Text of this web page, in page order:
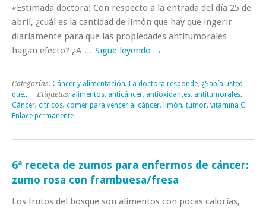
«Estimada doctora: Con respecto a la entrada del día 25 de
abril, ¿cuál es la cantidad de limón que hay que ingerir
diariamente para que las propiedades antitumorales
hagan efecto? ¿A … Sigue leyendo →
Categorías: Cáncer y alimentación, La doctora responde, ¿Sabía usted
qué... | Etiquetas: alimentos, anticáncer, antioxidantes, antitumorales,
Cáncer, cítricos, comer para vencer al cáncer, limón, tumor, vitamina C
Enlace permanente
6ª receta de zumos para enfermos de cáncer:
zumo rosa con frambuesa/fresa
Los frutos del bosque son alimentos con pocas calorías,